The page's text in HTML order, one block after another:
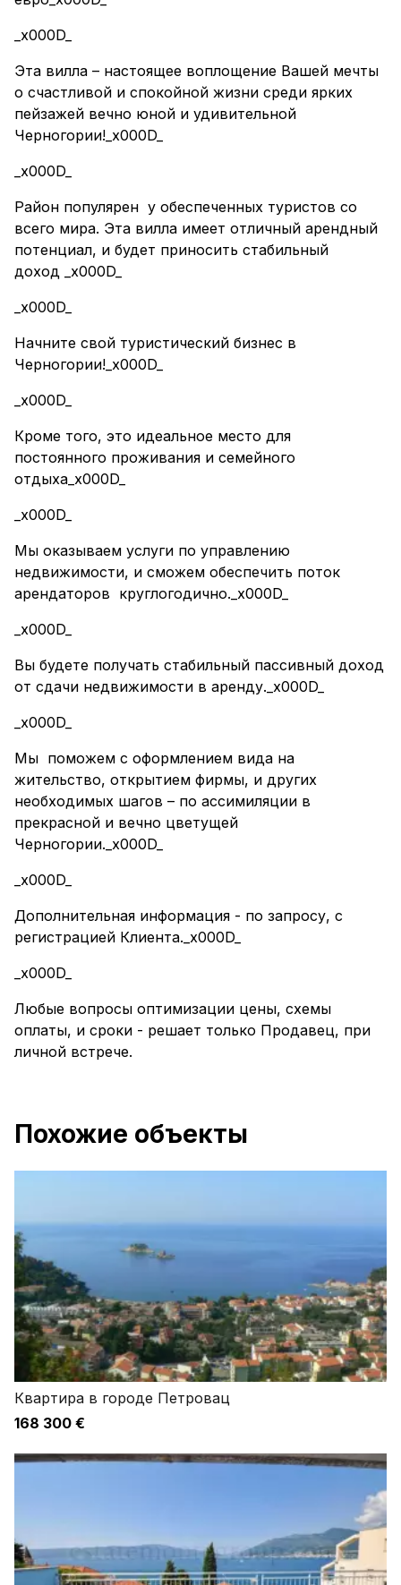
_x000D_
Эта вилла – настоящее воплощение Вашей мечты
о счастливой и спокойной жизни среди ярких
пейзажей вечно юной и удивительной
Черногории!_x000D_
_x000D_
Район популярен у обеспеченных туристов со
всего мира. Эта вилла имеет отличный арендный
потенциал, и будет приносить стабильный
доход _x000D_
_x000D_
Начните свой туристический бизнес в
Черногории!_x000D_
_x000D_
Кроме того, это идеальное место для
постоянного проживания и семейного
отдыха_x000D_
_x000D_
Мы оказываем услуги по управлению
недвижимости, и сможем обеспечить поток
арендаторов круглогодично._x000D_
_x000D_
Вы будете получать стабильный пассивный доход
от сдачи недвижимости в аренду._x000D_
_x000D_
Мы поможем с оформлением вида на
жительство, открытием фирмы, и других
необходимых шагов – по ассимиляции в
прекрасной и вечно цветущей
Черногории._x000D_
_x000D_
Дополнительная информация - по запросу, с
регистрацией Клиента._x000D_
_x000D_
Любые вопросы оптимизации цены, схемы
оплаты, и сроки - решает только Продавец, при
личной встрече.
Похожие объекты
Квартира в городе Петровац
168 300 €